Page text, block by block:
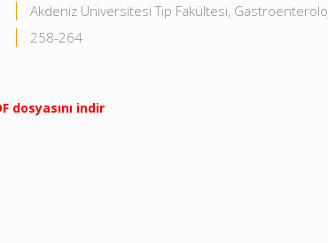
Akdeniz Üniversitesi Tıp Fakültesi,
258-264
dosyasını indir